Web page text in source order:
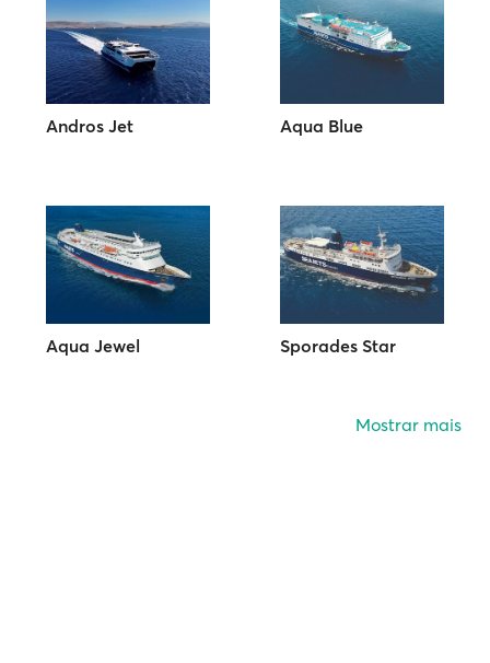
Andros Jet Aqua Blue
Aqua Jewel Sporades Star
Mostrar mais